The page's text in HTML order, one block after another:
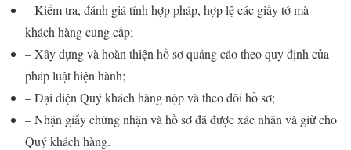
– Kiểm tra, đánh giá tính hợp pháp, hợp lệ các giấy tớ mà
khách hàng cung cấp;
– Xây dựng và hoàn thiện hồ sơ quảng cáo theo quy định của
pháp luật hiện hành;
– Đại diện Quý khách hàng nộp và theo dõi hồ sơ;
– Nhận giấy chứng nhận và hồ sơ đã được xác nhận và giử cho
Quý khách hàng.